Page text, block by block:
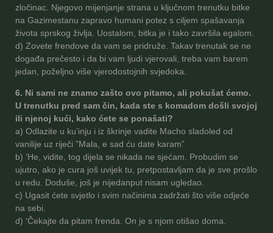
zločinac. Njegovo mijenjanje strana u ključnom trenutku bitke
na Gazimestanu zapravo humani potez s ciljem spašavanja
života sprskog življa. Uostalom, bitka je i tako završila egalom.
d) Zovete frendove da vam se pridruže. Takav trenutak se ne
događa prečesto i da bi vam ljudi vjerovali, treba vam barem
jedan, poželjno više vjerodostojnih svjedoka.
6. Ni sami ne znamo zašto ovo pitamo, ali pokušat ćemo.
U trenutku pred sam čin, kada ste s komadom došli svojoj
ili njenoj kući, kako ćete se ponašati?
a) Odlazite u ku’inju i iz škrinje vadite Macho sladoled od
vanilije uz riječi ”Mala, e sad ću date karam”
b) ‘He, vidite, tog dijela se nikada ne sjećam. Probudim se
ujutro, ako je cura još uvijek tu, pretpostavljam da je sve prošlo
u redu. Doduše, još je nijedanput nisam ugledao.
c) Ugasit ćete svjetlo i svim načinima zadržati što više odjeće
na sebi.
d) ‘Čekajte da pitam frenda. On je s njom otišao doma.